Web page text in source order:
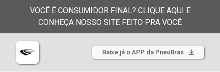
VOCÊ É CONSUMIDOR FINAL? CLIQUE AQUI E
CONHEÇA NOSSO SITE FEITO PRA VOCÊ
Baixe já o APP da PneuBras